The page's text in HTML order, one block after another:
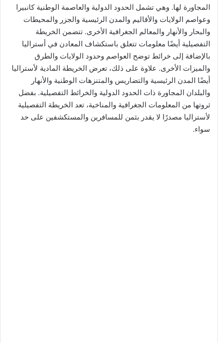
المجاورة لها. وهي تشمل الحدود الدولية والعاصمة الوطنية كانبيرا
وعواصم الولايات والأقاليم والمدن الرئيسية والجزر والمحيطات
والبحار والأنهار والمعالم الجغرافية الأخرى. تتضمن الخريطة
التفصيلية أيضًا معلومات تتعلق باستكشاف المعادن في أستراليا
بالإضافة إلى خرائط توضح العواصم وحدود الولايات والطرق
والميزات الأخرى. علاوة على ذلك، تعرض الخريطة المادية لأستراليا
أيضًا المدن الرئيسية والتضاريس والمتنزهات الوطنية والأنهار
والبلدان المجاورة ذات الحدود الدولية والخرائط التفصيلية. بفضل
ثروتها من المعلومات الجغرافية والمناخية، تعد الخريطة التفصيلية
لأستراليا مصدرًا لا يقدر بثمن للمسافرين والمستكشفين على حد
سواء.